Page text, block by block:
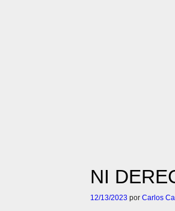
NI
12/13/2023 por Carlos